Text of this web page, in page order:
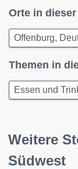
Orte in
Offenburg,
Themen in
Essen und
Weitere
Südwest